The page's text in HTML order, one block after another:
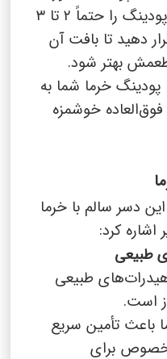
را حتماً ۲ تا۳
دهید تا بافت آن
بهتر شود.
پودینگ خرما شما به
خوشمزه
دسر سالم با خرما
اشاره کرد:
طبیعی
است.
باعث تأمین سریع
برای